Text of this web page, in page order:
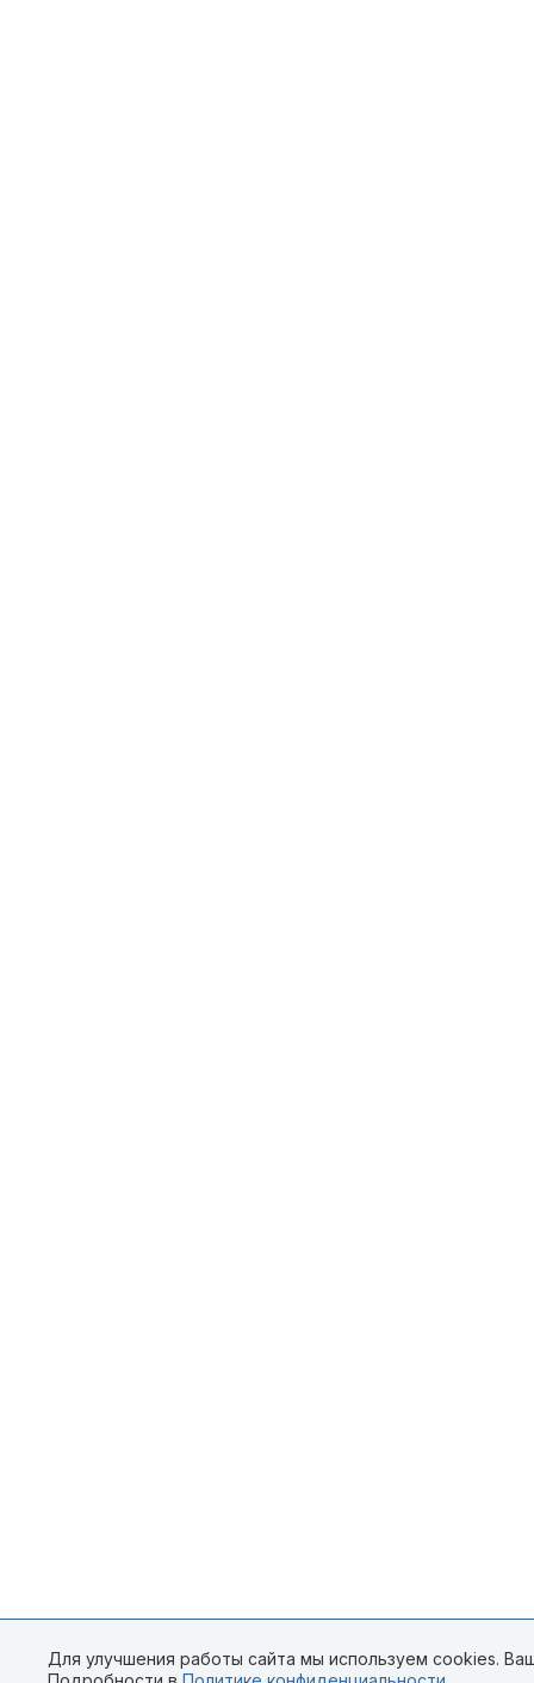
Для улучшения работы сайта мы используем cookies.